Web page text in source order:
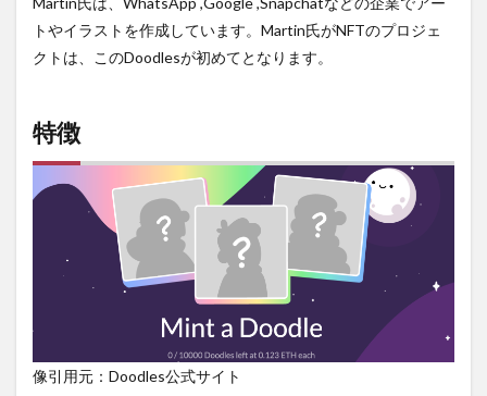
トやイラストを作成しています。Martin氏がNFTのプロジェ
クトは、このDoodlesが初めてとなります。
特徴
像引用元：Doodles公式サイト